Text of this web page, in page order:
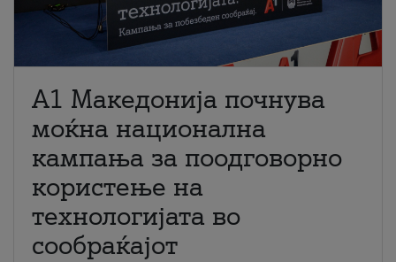
A1 Македонија почнува
моќна национална
кампања за поодговорно
користење на
технологијата во
сообраќајот